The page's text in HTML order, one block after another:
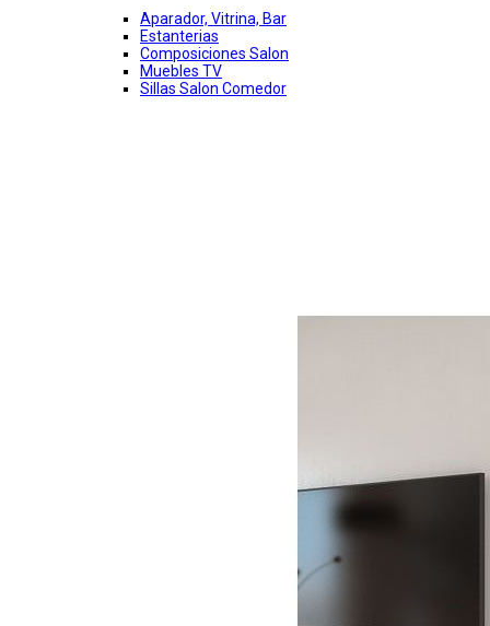
Aparador, Vitrina, Bar
Estanterias
Composiciones Salon
Muebles TV
Sillas Salon Comedor